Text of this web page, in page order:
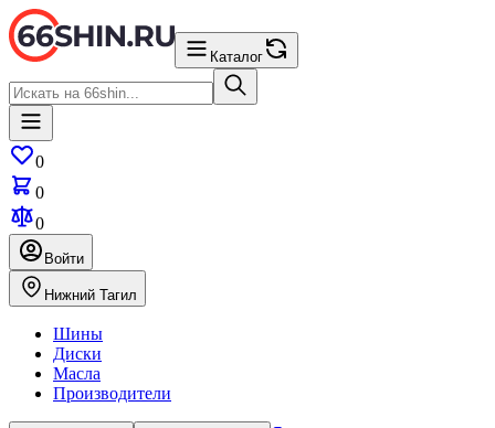
Каталог
0
0
0
Войти
Нижний Тагил
Шины
Диски
Масла
Производители